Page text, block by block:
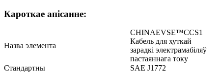
Кароткае апісанне:
Назва элемента
CHINAEVSE™️CCS1
Кабель для хуткай
зарадкі электрамабіляў
пастаяннага току
Стандартны
SAE J1772